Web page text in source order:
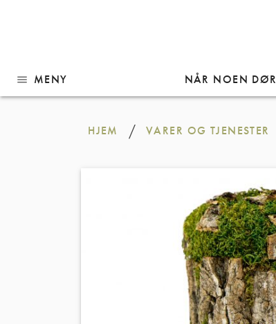
menu MENY NÅR NOEN DØR
Gå
HJEM / VARER OG TJENESTER